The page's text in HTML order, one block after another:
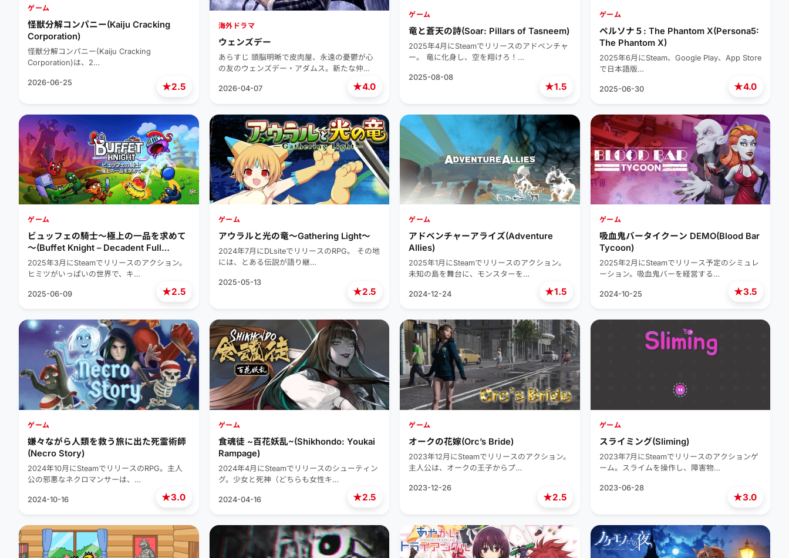
★2.5
ゲーム
怪獣分解コンパニー(Kaiju Cracking
Corporation)
怪獣分解コンパニー(Kaiju Cracking
Corporation)は、2…
2026-06-25 ★4.0
海外ドラマ
ウェンズデー
あらすじ 頭脳明晰で皮肉屋、永遠の憂鬱が心
の友のウェンズデー・アダムス。新たな仲…
2026-04-07 ★1.5
ゲーム
竜と蒼天の詩(Soar: Pillars of Tasneem)
2025年4月にSteamでリリースのアドベンチャ
ー。 竜に化身し、空を翔けろ！…
2025-08-08
★4.0
ゲーム
ペルソナ５: The Phantom X(Persona5:
The Phantom X)
2025年6月にSteam、Google Play、App Store
で日本語版…
2025-06-30
★2.5
ゲーム
ビュッフェの騎士～極上の一品を求めて
～(Buffet Knight – Decadent Full
Course)
2025年3月にSteamでリリースのアクション。
ヒミツがいっぱいの世界で、キ…
2025-06-09 ★2.5
ゲーム
アウラルと光の竜～Gathering Light～
2024年7月にDLsiteでリリースのRPG。 その地
には、とある伝説が語り継…
2025-05-13
★1.5
ゲーム
アドベンチャーアライズ(Adventure
Allies)
2025年1月にSteamでリリースのアクション。
未知の島を舞台に、モンスターを…
2024-12-24 ★3.5
ゲーム
吸血鬼バータイクーン DEMO(Blood Bar
Tycoon)
2025年2月にSteamでリリース予定のシミュレ
ーション。吸血鬼バーを経営する…
2024-10-25
★3.0
ゲーム
嫌々ながら人類を救う旅に出た死霊術師
(Necro Story)
2024年10月にSteamでリリースのRPG。主人
公の邪悪なネクロマンサーは、…
2024-10-16 ★2.5
ゲーム
食魂徒 ~百花妖乱~(Shikhondo: Youkai
Rampage)
2024年4月にSteamでリリースのシューティン
グ。少女と死神（どちらも女性キ…
2024-04-16 ★2.5
ゲーム
オークの花嫁(Orc’s Bride)
2023年12月にSteamでリリースのアクション。
主人公は、オークの王子からプ…
2023-12-26
★3.0
ゲーム
スライミング(Sliming)
2023年7月にSteamでリリースのアクションゲ
ーム。スライムを操作し、障害物…
2023-06-28